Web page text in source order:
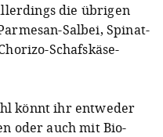
die übrigen
Salbei, Spinat-
Schafskäse-
könnt ihr entweder
oder auch mit Bio-